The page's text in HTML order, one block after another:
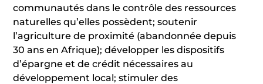
communautés dans le contrôle des ressources
naturelles qu’elles possèdent; soutenir
l’agriculture de proximité (abandonnée depuis
30 ans en Afrique); développer les dispositifs
d’épargne et de crédit nécessaires au
développement local; stimuler des